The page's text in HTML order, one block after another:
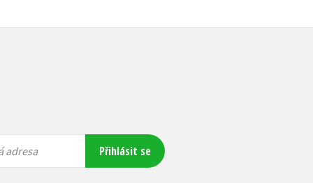
adresa Přihlásit se